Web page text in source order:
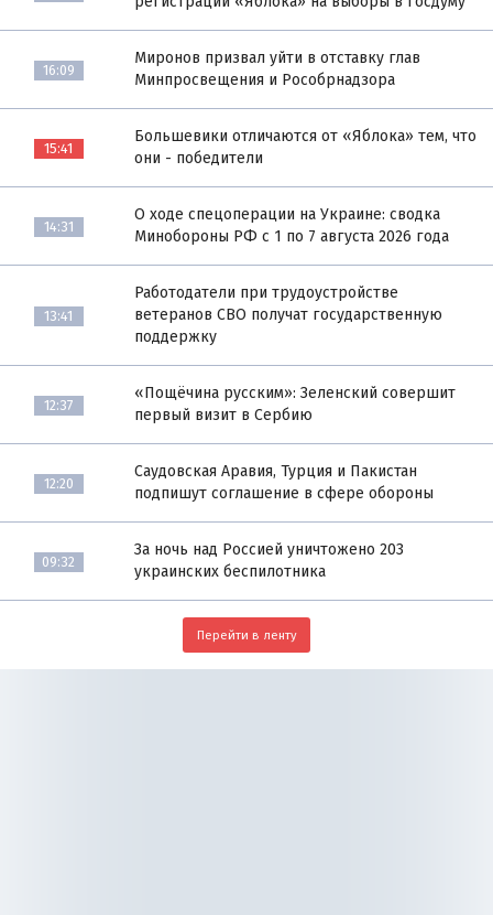
16:09
Миронов призвал уйти в отставку глав
Минпросвещения и Рособрнадзора
15:41
Большевики отличаются от «Яблока» тем, что
они - победители
14:31
О ходе спецоперации на Украине: сводка
Минобороны РФ с 1 по 7 августа 2026 года
13:41
Работодатели при трудоустройстве
ветеранов СВО получат государственную
поддержку
12:37
«Пощёчина русским»: Зеленский совершит
первый визит в Сербию
12:20
Саудовская Аравия, Турция и Пакистан
подпишут соглашение в сфере обороны
09:32
За ночь над Россией уничтожено 203
украинских беспилотника
Перейти в ленту